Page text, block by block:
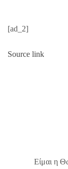
[ad_2]
Source link
Είμαι η